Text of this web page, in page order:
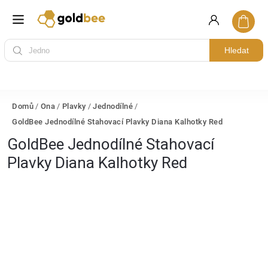
Hledat
Domů / Ona / Plavky / Jednodílné /
GoldBee Jednodílné Stahovací Plavky Diana Kalhotky Red
GoldBee Jednodílné Stahovací
Plavky Diana Kalhotky Red